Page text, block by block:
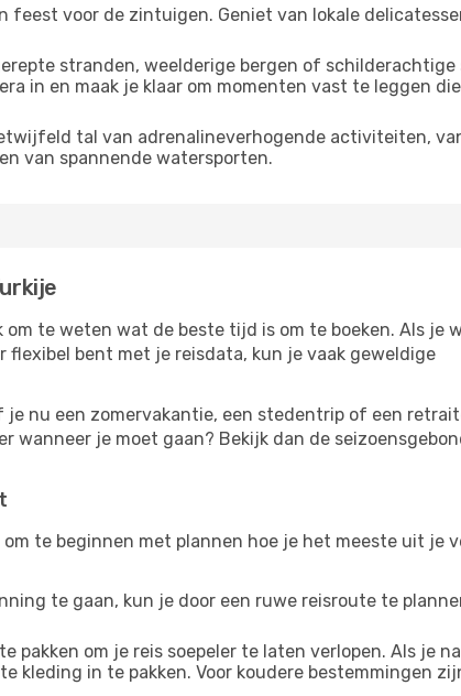
voor de zintuigen. Geniet van lokale
stranden, weelderige bergen of
in en maak je klaar om momenten vast te leggen
tal van adrenalineverhogende activiteiten,
van spannende watersporten.
te weten wat de beste tijd is om te boeken. Als je
bent met je reisdata, kun je vaak geweldige
nu een zomervakantie, een stedentrip of een
je moet gaan? Bekijk dan de
te beginnen met plannen hoe je het meeste uit je
te gaan, kun je door een ruwe reisroute te
pakken om je reis soepeler te laten verlopen. Als je
kleding in te pakken. Voor koudere bestemmingen